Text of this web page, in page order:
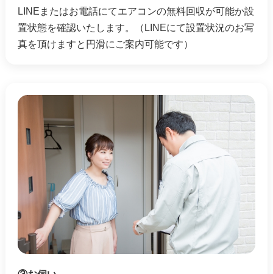
LINEまたはお電話にてエアコンの無料回収が可能か設
置状態を確認いたします。（LINEにて設置状況のお写
真を頂けますと円滑にご案内可能です）